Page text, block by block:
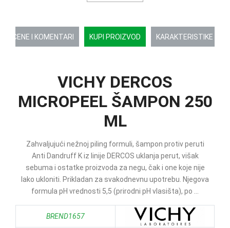
OCENE I KOMENTARI KUPI PROIZVOD KARAKTERISTIKE
VICHY DERCOS
MICROPEEL ŠAMPON 250
ML
Zahvaljujući nežnoj piling formuli, šampon protiv peruti
Anti Dandruff K iz linije DERCOS uklanja perut, višak
sebuma i ostatke proizvoda za negu, čak i one koje nije
lako ukloniti. Prikladan za svakodnevnu upotrebu. Njegova
formula pH vrednosti 5,5 (prirodni pH vlasišta), po ...
BREND1657